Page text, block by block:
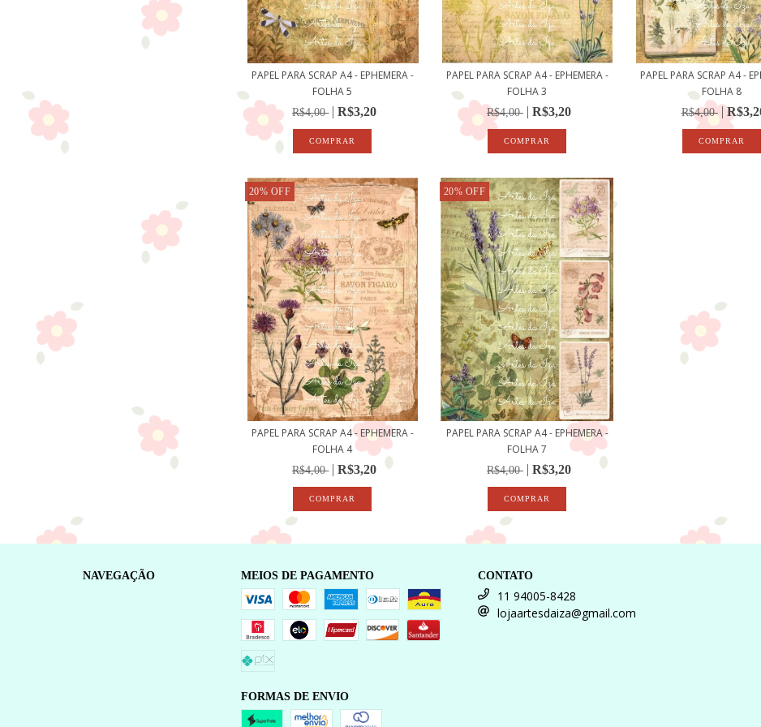
PAPEL PARA SCRAP A4 - EPHEMERA -
FOLHA 5
R$4,00 R$3,20
PAPEL PARA SCRAP A4 - EPHEMERA -
FOLHA 3
R$4,00 R$3,20
PAPEL PARA SCRAP A4 -
FOLHA 8
R$4,00
20% OFF
PAPEL PARA SCRAP A4 - EPHEMERA -
FOLHA 4
R$4,00 R$3,20
20% OFF
PAPEL PARA SCRAP A4 - EPHEMERA -
FOLHA 7
R$4,00 R$3,20
NAVEGAÇÃO MEIOS DE PAGAMENTO
FORMAS DE ENVIO
CONTATO
11 94005-8428
lojaartesdaiza@gmail.com